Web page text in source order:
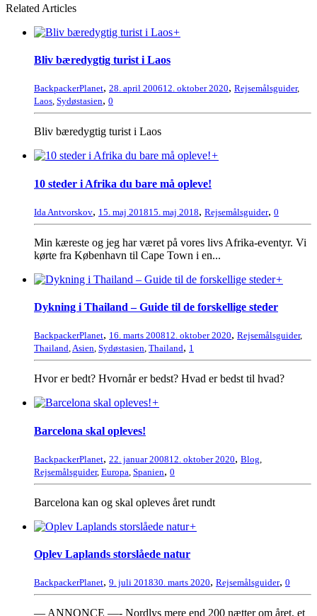
Related Articles
+
Bliv bæredygtig turist i Laos
BackpackerPlanet, 28. april 200612. oktober 2020, Rejsemålsguider,
Laos, Sydøstasien, 0
Bliv bæredygtig turist i Laos
+
10 steder i Afrika du bare må opleve!
Ida Antvorskov, 15. maj 201815. maj 2018, Rejsemålsguider, 0
Min kæreste og jeg har været på vores livs Afrika-eventyr. Vi
kørte fra København til Cape Town i en...
+
Dykning i Thailand – Guide til de forskellige steder
BackpackerPlanet, 16. marts 200812. oktober 2020, Rejsemålsguider,
Thailand,Asien, Sydøstasien, Thailand, 1
Hvor er bedt? Hvornår er bedst? Hvad er bedst til hvad?
+
Barcelona skal opleves!
BackpackerPlanet, 22. januar 200812. oktober 2020, Blog
Rejsemålsguider, Europa Spanien, 0
Barcelona kan og skal opleves året rundt
+
Oplev Laplands storslåede natur
BackpackerPlanet, 9. juli 201830. marts 2020, Rejsemålsguider, 0
— ANNONCE —- Nordlys mere end 200 nætter om året, et